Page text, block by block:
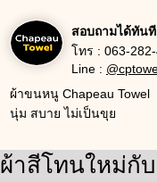
สอบถามได้ทัน
โทร : 063-
Line :
ผ้าขนหนู Chapeau Towel
นุ่ม สบาย ไม่เป็นขุย
ผ้าสีโทนใหม่กั